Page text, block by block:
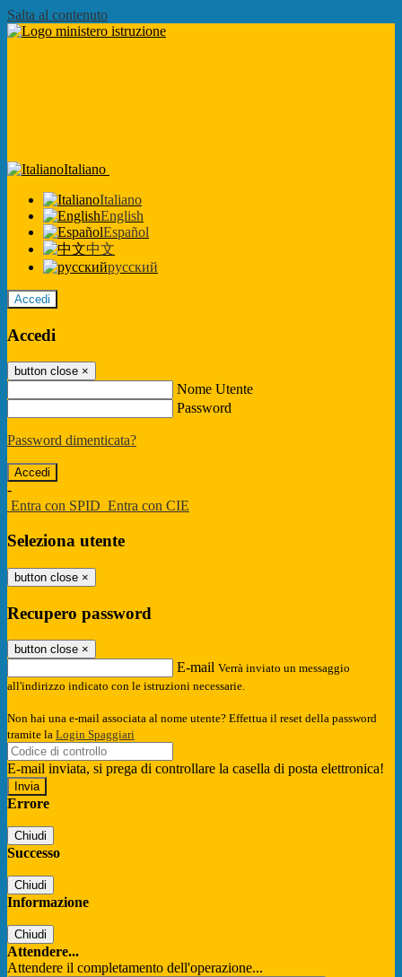
Salta al contenuto
Italiano
Italiano
English
Español
中文
русский
Accedi
Accedi
button close ×
Nome Utente
Password
Password dimenticata?
-
Entra con SPID Entra con CIE
Seleziona utente
button close ×
Recupero password
button close ×
E-mail Verrà inviato un messaggio
all'indirizzo indicato con le istruzioni necessarie.
Non hai una e-mail associata al nome utente? Effettua il reset della password
tramite la Login Spaggiari
E-mail inviata, si prega di controllare la casella di posta elettronica!
Errore
Chiudi
Successo
Chiudi
Informazione
Chiudi
Attendere...
Attendere il completamento dell'operazione...